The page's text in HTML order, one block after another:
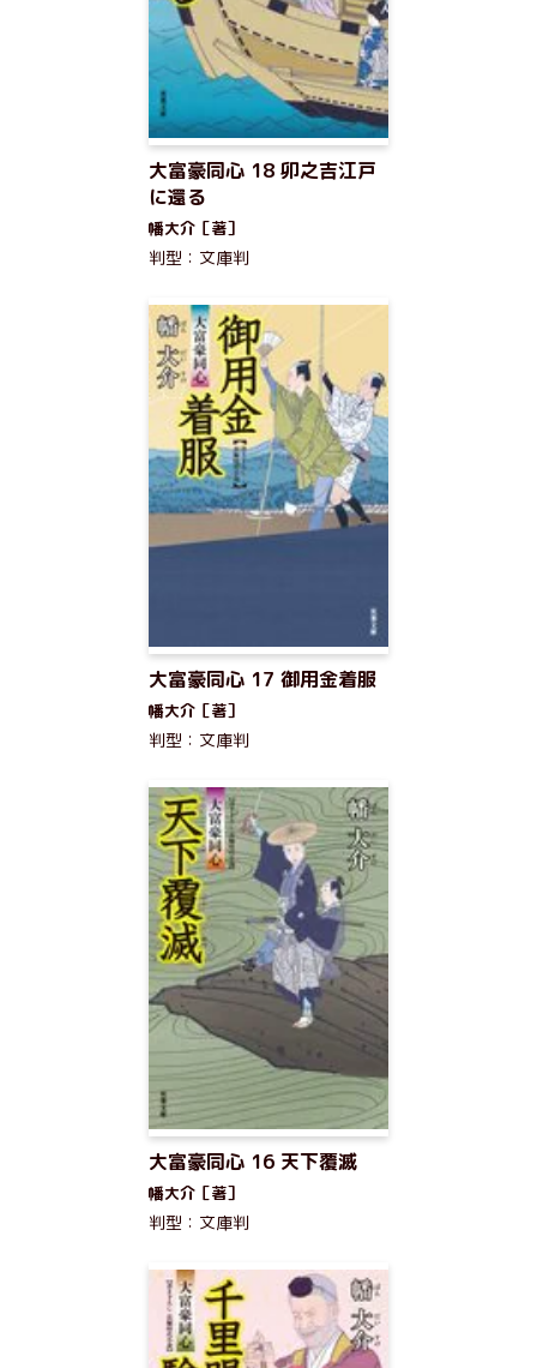
大富豪同心 18 卯之吉江戸
に還る
幡大介［著］
判型：文庫判
大富豪同心 17 御用金着服
幡大介［著］
判型：文庫判
大富豪同心 16 天下覆滅
幡大介［著］
判型：文庫判